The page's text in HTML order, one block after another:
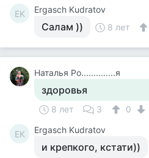
EK Ergasch Kudratov
Салам )) 8 лет
Наталья Ро..............я
здоровья
8 лет 3 0
EK Ergasch Kudratov
и крепкого, кстати))